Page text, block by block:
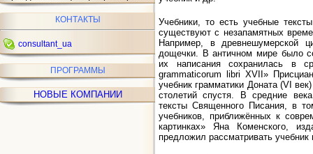
КОНТАКТЫ
consultant_ua
ПРОГРАММЫ
НОВЫЕ КОМПАНИИ
Учебники, то есть учебные
существуют с незапамятных
Например, в древнешумерской
дощечки. В античном мире было
их написания сохранилась в
grammaticorum libri XVII»
учебник грамматики Доната (VI
столетий спустя. В средние
тексты Священного Писания, в
учебников, приближённых к
картинках» Яна Коменского,
предложил рассматривать учебник